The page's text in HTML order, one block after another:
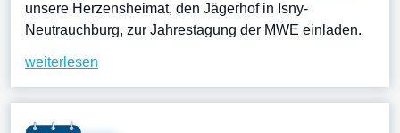
unsere Herzensheimat, den Jägerhof in Isny-
Neutrauchburg, zur Jahrestagung der MWE einladen.
weiterlesen